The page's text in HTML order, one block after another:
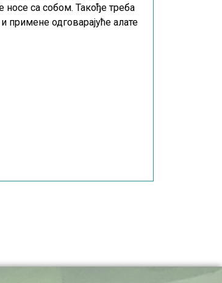
носе са собом. Такође треба
примене одговарајуће алате